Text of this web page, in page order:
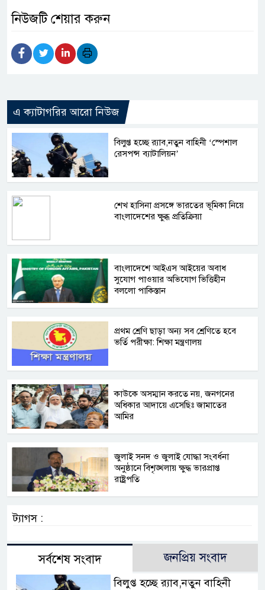
নিউজটি শেয়ার করুন
এ ক্যাটাগরির আরো নিউজ
বিলুপ্ত হচ্ছে র‍্যাব,নতুন বাহিনী ‘স্পেশাল
রেসপন্স ব্যাটালিয়ন’
শেখ হাসিনা প্রসঙ্গে ভারতের ভূমিকা নিয়ে
বাংলাদেশের ক্ষুব্ধ প্রতিক্রিয়া
বাংলাদেশে আইএস আইয়ের অবাধ
সুযোগ পাওয়ার অভিযোগ ভিত্তিহীন
বললো পাকিস্তান
প্রথম শ্রেণি ছাড়া অন্য সব শ্রেণিতে হবে
ভর্তি পরীক্ষা: শিক্ষা মন্ত্রণালয়
কাউকে অসম্মান করতে নয়, জনগনের
অধিকার আদায়ে এসেছিঃ জামাতের
আমির
জুলাই সনদ ও জুলাই যোদ্ধা সংবর্ধনা
অনুষ্ঠানে বিশৃঙ্খলায় ক্ষুদ্ধ ভারপ্রাপ্ত
রাষ্ট্রপতি
ট্যাগস :
সর্বশেষ সংবাদ জনপ্রিয় সংবাদ
বিলুপ্ত হচ্ছে র‍্যাব,নতুন বাহিনী